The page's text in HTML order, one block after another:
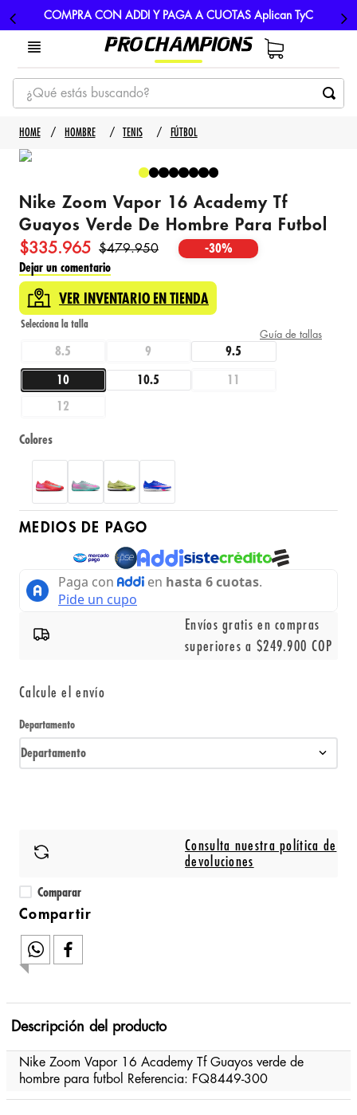
COMPRA CON ADDI Y PAGA A CUOTAS Aplican TyC
¿Qué estás buscando?
TÉRMINOS MÁS BUSCADOS
1
3. nike
. guayos
5
HOMBRE TENIS FÚTBOL
Nike Zoom Vapor 16 Academy Tf
Guayos Verde De Hombre Para Futbol
$335.965 $479.950 -30%
Dejar un comentario
VER INVENTARIO EN TIENDA
Guía de tallas
8.5 9 9.5
10 10.5 11
12
Colores
MEDIOS DE PAGO
Envíos gratis en compras
superiores a $249.900 COP
Calcule el envío
Departamento
Departamento
Consulta nuestra política de
devoluciones
Comparar
Descripción del producto
Nike Zoom Vapor 16 Academy Tf Guayos verde de
hombre para futbol Referencia: FQ8449-300